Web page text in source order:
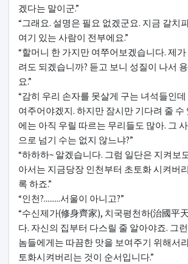
겠다는 말이군.”
“그래요. 설명은 필요 없겠군요. 지금 갈치
여기 있는 사람이 전부에요.”
“할머니 한 가지만 여쭈어보겠습니다. 제
려도 되겠습니까? 듣고 보니 성질이 나서
요.”
“감히 우리 손자를 못살게 구는 녀석들인
여주어야겠지. 하지만 잠시만 기다려 줄 수
에는 아직 우릴 따르는 무리들도 많아. 그
으로 넘기 수는 없지 않느냐?”
“하하하~ 알겠습니다. 그럼 일단은 지켜보
아서는 지금당장 인천부터 초토화 시켜버
록 하죠.”
“인천?.........서울이 아니고?”
“수신제가(修身齊家), 치국평천하(治國平
다. 자신의 집부터 다스릴 줄 알아야죠. 그
놈들에게는 따끔한 맛을 보여주기 위해서
토화시켜버리는 것이 순서입니다.”